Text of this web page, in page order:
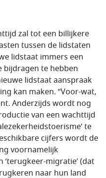
zal tot een billijkere
tussen de lidstaten
lidstaat immers een
bijdragen te hebben
lidstaat aanspraak
kan maken. “Voor-wat,
Anderzijds wordt nog
van een wachttijd
te
cijfers wordt de
voornamelijk
migratie’ (dat
naar hun land